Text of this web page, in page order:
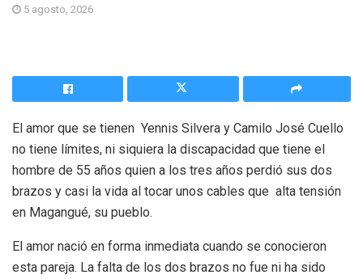
5 agosto, 2026
El amor que se tienen Yennis Silvera y Camilo José Cuello
no tiene límites, ni siquiera la discapacidad que tiene el
hombre de 55 años quien a los tres años perdió sus dos
brazos y casi la vida al tocar unos cables que alta tensión
en Magangué, su pueblo.
El amor nació en forma inmediata cuando se conocieron
esta pareja. La falta de los dos brazos no fue ni ha sido